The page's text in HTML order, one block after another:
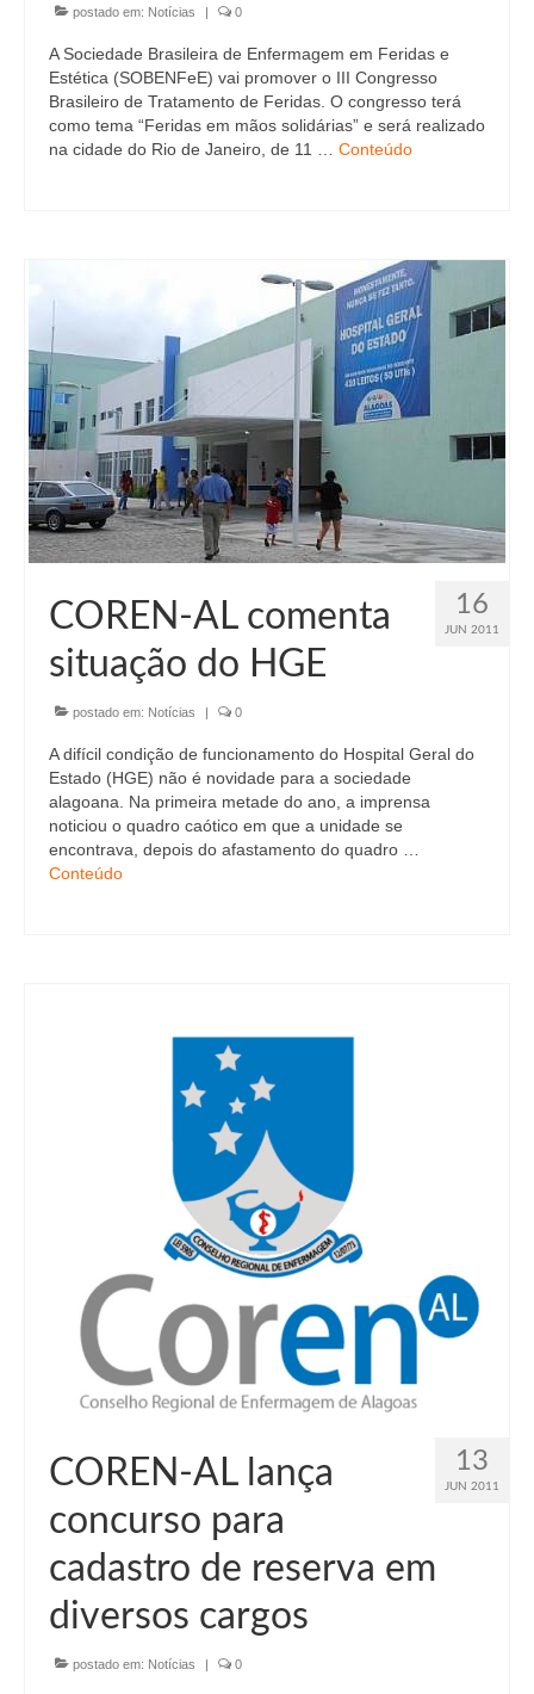
postado em: Notícias | 0
A Sociedade Brasileira de Enfermagem em Feridas e
Estética (SOBENFeE) vai promover o III Congresso
Brasileiro de Tratamento de Feridas. O congresso terá
como tema “Feridas em mãos solidárias” e será realizado
na cidade do Rio de Janeiro, de 11 … Conteúdo
16
JUN 2011
COREN-AL comenta
situação do HGE
postado em: Notícias | 0
A difícil condição de funcionamento do Hospital Geral do
Estado (HGE) não é novidade para a sociedade
alagoana. Na primeira metade do ano, a imprensa
noticiou o quadro caótico em que a unidade se
encontrava, depois do afastamento do quadro …
Conteúdo
13
JUN 2011
COREN-AL lança
concurso para
cadastro de reserva em
diversos cargos
postado em: Notícias | 0